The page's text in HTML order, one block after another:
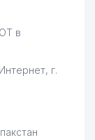
в
г.